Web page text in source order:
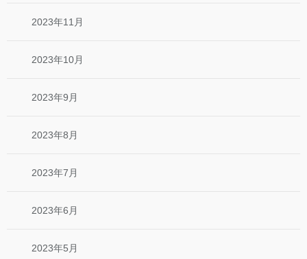
2023年11月
2023年10月
2023年9月
2023年8月
2023年7月
2023年6月
2023年5月